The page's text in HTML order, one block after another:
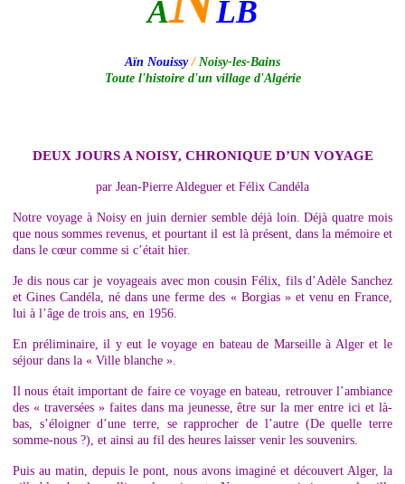
A LB
Aïn Nouissy/ Noisy-les-Bains
Toute l'histoire d'un village d'Algérie
DEUX JOURS A NOISY, CHRONIQUE D’UN VOYAGE
par Jean-Pierre Aldeguer et Félix Candéla
Notre voyage à Noisy en juin dernier semble déjà loin. Déjà quatre mois
que nous sommes revenus, et pourtant il est là présent, dans la mémoire et
dans le cœur comme si c’était hier.
Je dis nous car je voyageais avec mon cousin Félix, fils d’Adèle Sanchez
et Gines Candéla, né dans une ferme des « Borgias » et venu en France,
lui à l’âge de trois ans, en 1956.
En préliminaire, il y eut le voyage en bateau de Marseille à Alger et le
séjour dans la « Ville blanche ».
Il nous était important de faire ce voyage en bateau, retrouver l’ambiance
des « traversées » faites dans ma jeunesse, être sur la mer entre ici et là-
bas, s’éloigner d’une terre, se rapprocher de l’autre (De quelle terre
somme-nous ?), et ainsi au fil des heures laisser venir les souvenirs.
Puis au matin, depuis le pont, nous avons imaginé et découvert Alger, la